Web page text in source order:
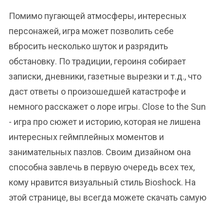
Помимо пугающей атмосферы, интересных
персонажей, игра может позволить себе
вбросить несколько шуток и разрядить
обстановку. По традиции, героиня собирает
записки, дневники, газетные вырезки и т.д., что
даст ответы о произошедшей катастрофе и
немного расскажет о лоре игры. Close to the Sun
- игра про сюжет и историю, которая не лишена
интересных геймплейных моментов и
занимательных пазлов. Своим дизайном она
способна завлечь в первую очередь всех тех,
кому нравится визуальный стиль Bioshock. На
этой странице, вы всегда можете скачать самую